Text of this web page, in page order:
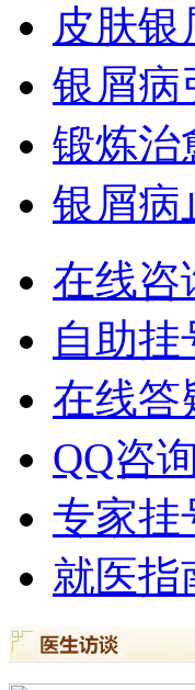
皮肤银
银屑病
锻炼治
银屑病
在线咨
自助挂
在线答
QQ咨询
专家挂
就医指